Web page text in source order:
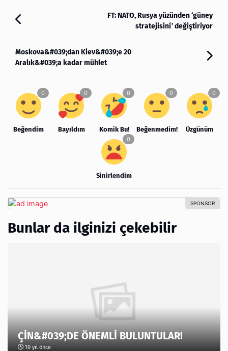
FT: NATO, Rusya yüzünden ‘güney
stratejisini’ değiştiriyor
Moskova&#039;dan Kiev&#039;e 20
Aralık&#039;a kadar mühlet
Beğendim Bayıldım Komik Bu! Beğenmedim! Üzgünüm
Sinirlendim
Bunlar da ilginizi çekebilir
ÇİN&#039;DE ÖNEMLİ BULUNTULAR!
10 yıl önce